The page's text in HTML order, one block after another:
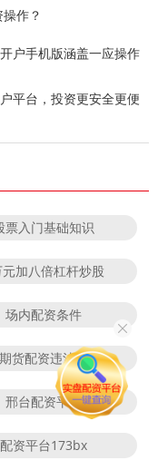
作？
户手机版涵盖一应操作
平台，投资更安全更便
票入门基础知识
元加八倍杠杆炒股
场内配资条件
期货配资违法吗
邢台配资平台
配资平台173bx